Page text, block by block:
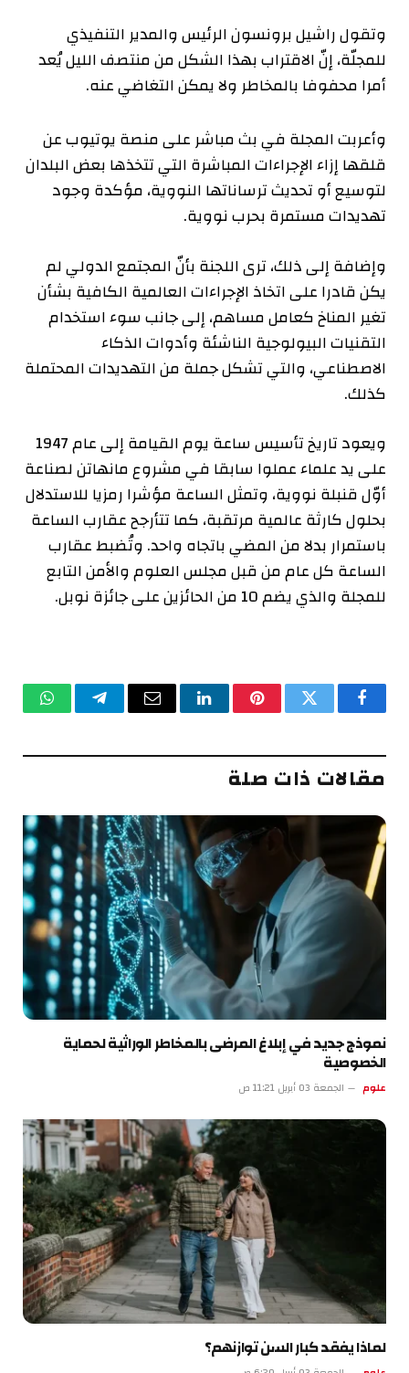
وتقول راشيل برونسون الرئيس والمدير التنفيذي
للمجلّة، إنّ الاقتراب بهذا الشكل من منتصف الليل يُعد
أمرا محفوفا بالمخاطر ولا يمكن التغاضي عنه.
وأعربت المجلة في بث مباشر على منصة يوتيوب عن
قلقها إزاء الإجراءات المباشرة التي تتخذها بعض البلدان
لتوسيع أو تحديث ترساناتها النووية، مؤكدة وجود
تهديدات مستمرة بحرب نووية.
وإضافة إلى ذلك، ترى اللجنة بأنّ المجتمع الدولي لم
يكن قادرا على اتخاذ الإجراءات العالمية الكافية بشأن
تغير المناخ كعامل مساهم، إلى جانب سوء استخدام
التقنيات البيولوجية الناشئة وأدوات الذكاء
الاصطناعي، والتي تشكل جملة من التهديدات المحتملة
كذلك.
ويعود تاريخ تأسيس ساعة يوم القيامة إلى عام 1947
على يد علماء عملوا سابقا في مشروع مانهاتن لصناعة
أوّل قنبلة نووية، وتمثل الساعة مؤشرا رمزيا للاستدلال
بحلول كارثة عالمية مرتقبة، كما تتأرجح عقارب الساعة
باستمرار بدلا من المضي باتجاه واحد. وتُضبط عقارب
الساعة كل عام من قبل مجلس العلوم والأمن التابع
للمجلة والذي يضم 10 من الحائزين على جائزة نوبل.
فيسبوكتويتر بينتيريستلينكدإنالبريد تيلقرام
مقالات ذات صلة
نموذج جديد في إبلاغ المرضى بالمخاطر الوراثية لحماية
الخصوصية
علوم الجمعة 03 أبريل 11:21 ص
لماذا يفقد كبار السن توازنهم؟